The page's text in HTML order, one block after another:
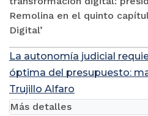
Remolina en el quinto
Digital’
La autonomía judicial
óptima del presupuesto:
Trujillo Alfaro
Más detalles